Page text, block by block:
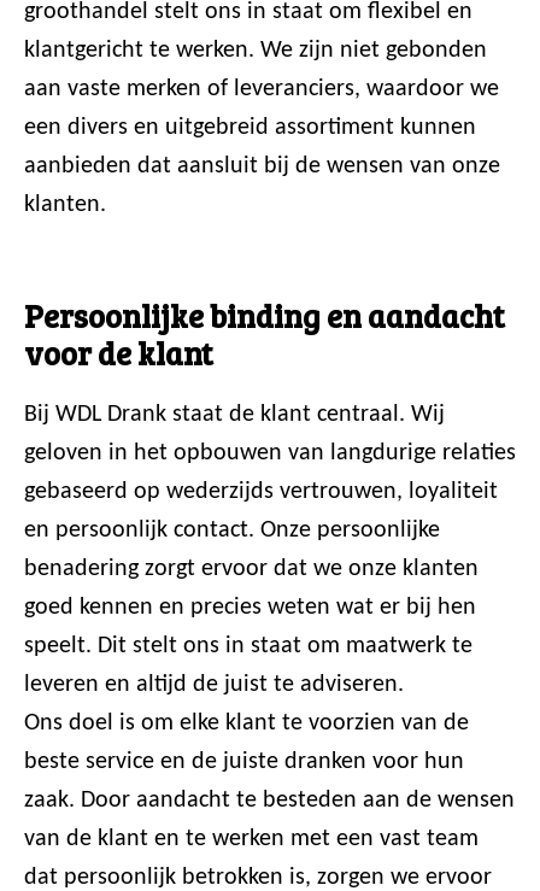
groothandel stelt ons in staat om flexibel en
klantgericht te werken. We zijn niet gebonden
aan vaste merken of leveranciers, waardoor we
een divers en uitgebreid assortiment kunnen
aanbieden dat aansluit bij de wensen van onze
klanten.
Persoonlijke binding en aandacht
voor de klant
Bij WDL Drank staat de klant centraal. Wij
geloven in het opbouwen van langdurige relaties
gebaseerd op wederzijds vertrouwen, loyaliteit
en persoonlijk contact. Onze persoonlijke
benadering zorgt ervoor dat we onze klanten
goed kennen en precies weten wat er bij hen
speelt. Dit stelt ons in staat om maatwerk te
leveren en altijd de juist te adviseren.
Ons doel is om elke klant te voorzien van de
beste service en de juiste dranken voor hun
zaak. Door aandacht te besteden aan de wensen
van de klant en te werken met een vast team
dat persoonlijk betrokken is, zorgen we ervoor